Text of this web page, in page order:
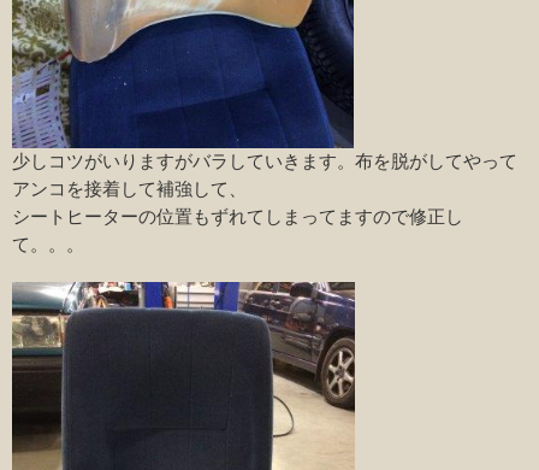
少しコツがいりますがバラしていきます。布を脱がしてやって
アンコを接着して補強して、
シートヒーターの位置もずれてしまってますので修正し
て。。。